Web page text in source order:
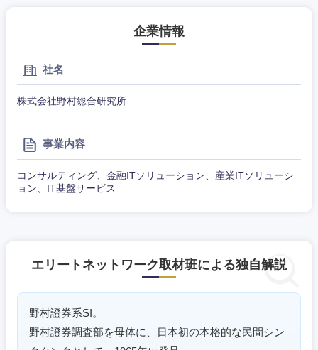
企業情報
社名
株式会社野村総合研究所
事業内容
コンサルティング、金融ITソリューション、産業ITソリューシ
ョン、IT基盤サービス
エリートネットワーク取材班による独自解説
野村證券系SI。
野村證券調査部を母体に、日本初の本格的な民間シン
大阪府
奈良県